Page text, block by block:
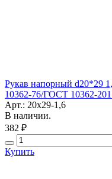
Рукав напорный d20*29
10362-76/ГОСТ 10362-
Арт.: 20х29-1,6
В наличии.
382 ₽
Купить